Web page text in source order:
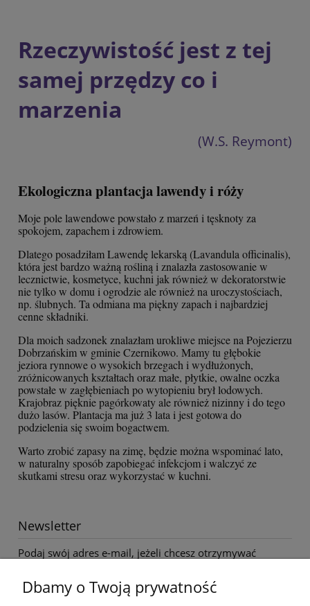
Rzeczywistość jest z tej
samej przędzy co i
marzenia
(W.S. Reymont)
Ekologiczna plantacja lawendy i róży
Moje pole lawendowe powstało z marzeń i tęsknoty za
spokojem, zapachem i zdrowiem.
Dlatego posadziłam Lawendę lekarską (Lavandula officinalis),
która jest bardzo ważną rośliną i znalazła zastosowanie w
lecznictwie, kosmetyce, kuchni jak również w dekoratorstwie
nie tylko w domu i ogrodzie ale również na uroczystościach,
np. ślubnych. Ta odmiana ma piękny zapach i najbardziej
cenne składniki.
Dla moich sadzonek znalazłam urokliwe miejsce na Pojezierzu
Dobrzańskim w gminie Czernikowo. Mamy tu głębokie
jeziora rynnowe o wysokich brzegach i wydłużonych,
zróżnicowanych kształtach oraz małe, płytkie, owalne oczka
powstałe w zagłębieniach po wytopieniu brył lodowych.
Krajobraz pięknie pagórkowaty ale również nizinny i do tego
dużo lasów. Plantacja ma już 3 lata i jest gotowa do
podzielenia się swoim bogactwem.
Warto zrobić zapasy na zimę, będzie można wspominać lato,
w naturalny sposób zapobiegać infekcjom i walczyć ze
skutkami stresu oraz wykorzystać w kuchni.
Newsletter
Podaj swój adres e-mail, jeżeli chcesz otrzymywać
Dbamy o Twoją prywatność